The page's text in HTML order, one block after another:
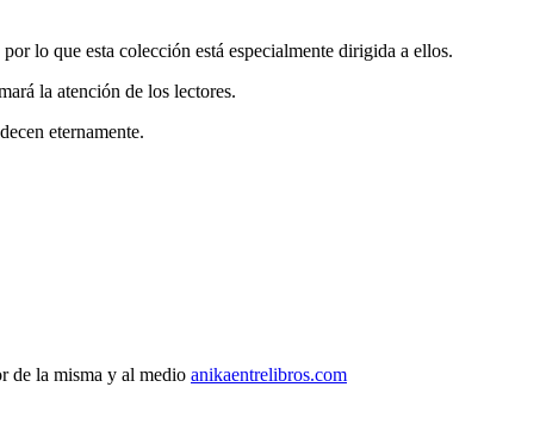
lo que esta colección está especialmente dirigida a ellos.
la atención de los lectores.
eternamente.
de la misma y al medio anikaentrelibros.com